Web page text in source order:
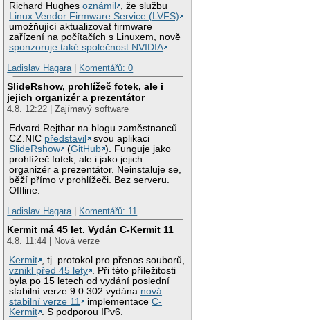
Richard Hughesoznámil
, že službu
Linux Vendor Firmware Service (LVFS)
umožňující aktualizovat firmware
zařízení na počítačích s Linuxem, nově
sponzoruje také společnost NVIDIA .
Ladislav Hagara| Komentářů: 0
SlideRshow, prohlížeč fotek, ale i
jejich organizér a prezentátor
4.8. 12:22 | Zajímavý software
Edvard Rejthar na blogu zaměstnanců
CZ.NIC představil
svou aplikaci
SlideRshow
(GitHub ). Funguje jako
prohlížeč fotek, ale i jako jejich
organizér a prezentátor. Neinstaluje se,
běží přímo v prohlížeči. Bez serveru.
Offline.
Ladislav Hagara| Komentářů: 11
Kermit má 45 let. Vydán C-Kermit 11
4.8. 11:44 | Nová verze
Kermit , tj. protokol pro přenos souborů,
vznikl před 45 lety . Při této příležitosti
byla po 15 letech od vydání poslední
stabilní verze 9.0.302 vydána nová
stabilní verze 11
implementaceC-
Kermit . S podporou IPv6.